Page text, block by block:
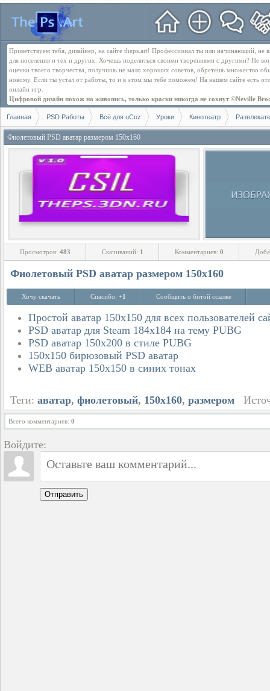
Приветствуем тебя, дизайнер, на сайте theps.art! Профессионал ты или начинающий,
для поселения и тех и других. Хочешь поделиться своими творениями с другими? Не
оценки твоего творчества, получишь не мало хороших советов, обретешь множество
новому. Если ты устал от работы, то и в этом мы тебе поможем! На нашем сайте есть
онлайн игр.
Цифровой дизайн похож на живопись, только краски никогда не сохнут ©Neville
Главная PSD Работы Всё для uCoz Уроки Кинотеатр
Фиолетовый PSD аватар размером 150x160
Просмотров: 483 Скачиваний: 1 Комментариев: 0
Фиолетовый PSD аватар размером 150x160
Хочу скачать Спасибо: +1 Сообщить о битой ссылке
Простой аватар 150x150 для всех пользователей
PSD аватар для Steam 184x184 на тему PUBG
PSD аватар 150x200 в стиле PUBG
150x150 бирюзовый PSD аватар
WEB аватар 150x150 в синих тонах
Теги: аватар, фиолетовый, 150x160, размером
Всего комментариев: 0
Войдите:
Отправить